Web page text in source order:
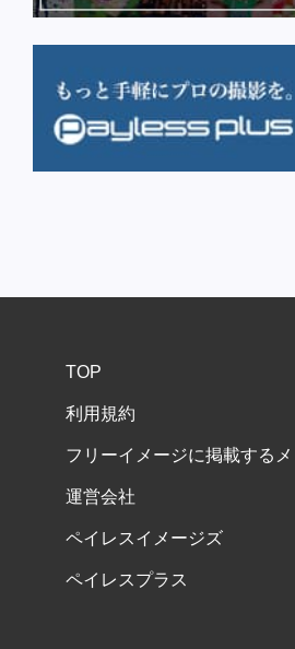
TOP
利用規約
フリーイメージに掲載する
運営会社
ペイレスイメージズ
ペイレスプラス